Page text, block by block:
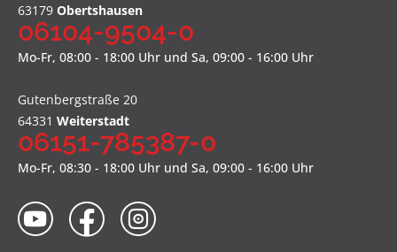
63179 Obertshausen
06104-9504-0
Mo-Fr, 08:00 - 18:00 Uhr und Sa, 09:00 - 16:00 Uhr
Gutenbergstraße 20
64331 Weiterstadt
06151-785387-0
Mo-Fr, 08:30 - 18:00 Uhr und Sa, 09:00 - 16:00 Uhr